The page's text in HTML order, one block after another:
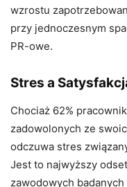
wzrostu
przy jednoczesnym
PR-owe.
Stres a
Chociaż 62%
zadowolonych ze
odczuwa stres
Jest to najwyższy
zawodowych